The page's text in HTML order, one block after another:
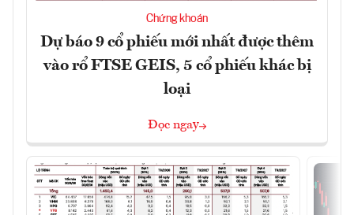
Chứng khoán
Dự báo 9 cổ phiếu mới nhất được thêm
vào rổ FTSE GEIS, 5 cổ phiếu khác bị
loại
Đọc ngay